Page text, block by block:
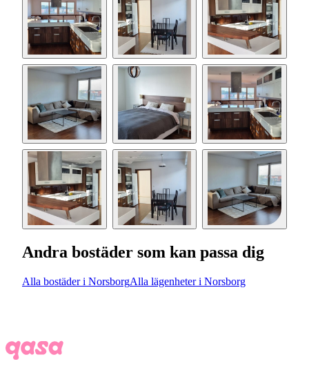
Andra bostäder som kan passa dig
Alla bostäder i NorsborgAlla lägenheter i Norsborg